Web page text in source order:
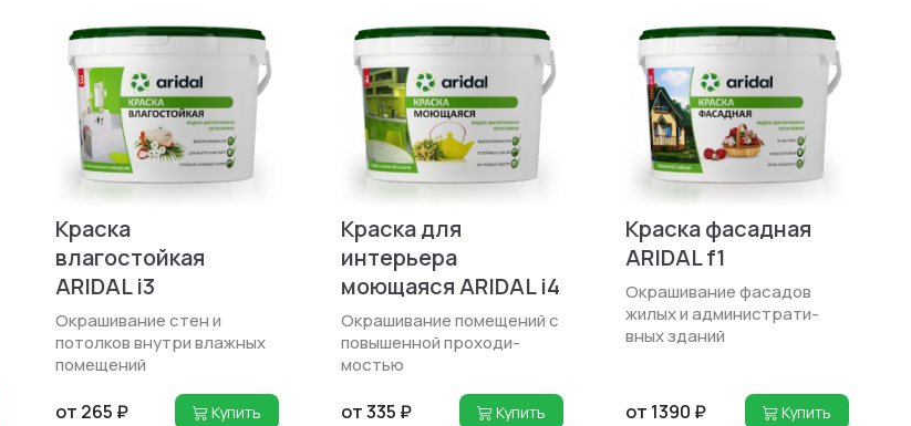
Краска
влагостойкая
ARIDAL i3
Окрашивание стен и
потолков внутри влажных
помещений
от 265 ₽ Купить
Краска для
интерьера
моющаяся ARIDAL i4
Окрашивание помещений с
повышенной проходи­
мостью
от 335 ₽ Купить
Краска фасадная
ARIDAL f1
Окрашивание фасадов
жилых и администрати­
вных зданий
от 1390 ₽ Купить